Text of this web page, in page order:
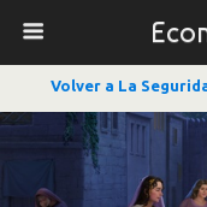
Volver a La